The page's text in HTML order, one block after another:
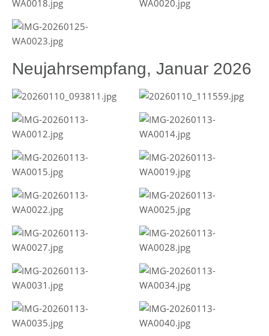
Neujahrsempfang, Januar 2026